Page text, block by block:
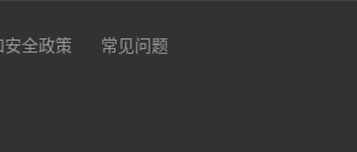
安全政策 常见问题